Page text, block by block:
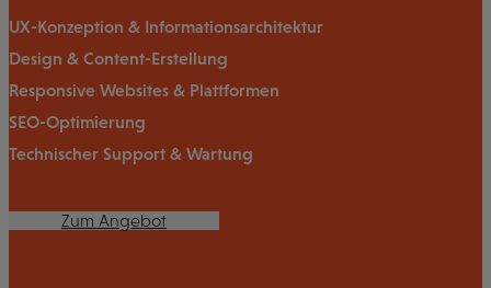
UX-Konzeption & Informationsarchitektur
Design & Content-Erstellung
Responsive Websites & Plattformen
SEO-Optimierung
Technischer Support & Wartung
Zum Angebot